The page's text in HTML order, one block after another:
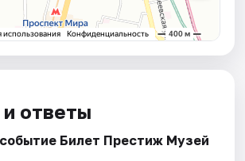
ответы
Билет Престиж Музей